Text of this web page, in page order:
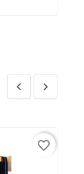
 
favorite_border